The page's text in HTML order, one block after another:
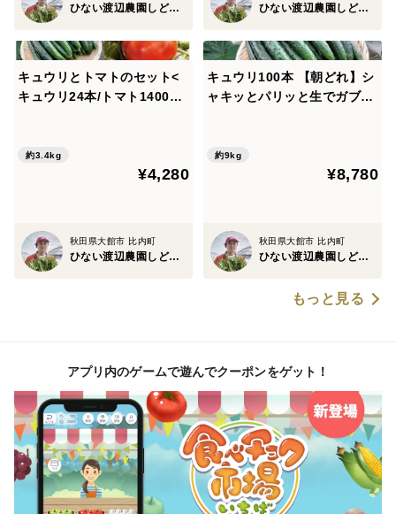
ひない渡辺農園しどけ村 ひない渡辺農園しどけ村
キュウリとトマトのセット<
キュウリ24本/トマト1400g>
約3.4kg
¥4,280
秋田県大館市 比内町
ひない渡辺農園しどけ村
キュウリ100本 【朝どれ】シ
ャキッとパリッと生でガブッ
約9kg
¥8,780
秋田県大館市 比内町
ひない渡辺農園しどけ村
もっと見る
アプリ内のゲームで遊んでクーポンをゲット！